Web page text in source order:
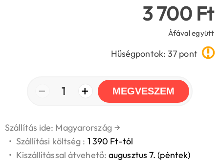
3 700 Ft
Áfával együtt
Hűségpontok: 37 pont
− 1 + MEGVESZEM
Szállítás ide: Magyarország →
• Szállítási költség : 1 390 Ft-tól
• Kiszállítással átvehető:augusztus 7. (péntek)